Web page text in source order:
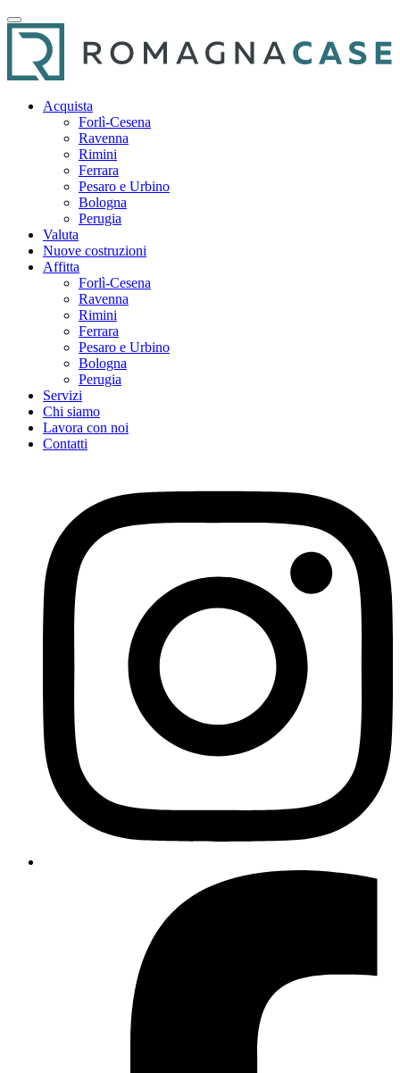
Acquista
Forlì-Cesena
Ravenna
Rimini
Ferrara
Pesaro e Urbino
Bologna
Perugia
Valuta
Nuove costruzioni
Affitta
Forlì-Cesena
Ravenna
Rimini
Ferrara
Pesaro e Urbino
Bologna
Perugia
Servizi
Chi siamo
Lavora con noi
Contatti